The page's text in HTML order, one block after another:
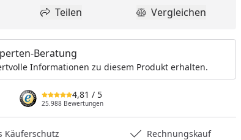
Wunschliste hinzufügen
Teilen
Teilen Produkt
Vergleichen
Beratung
Informationen zu diesem Produkt erhalten.
4,81 / 5
25.988 Bewertungen
Rechnungskauf